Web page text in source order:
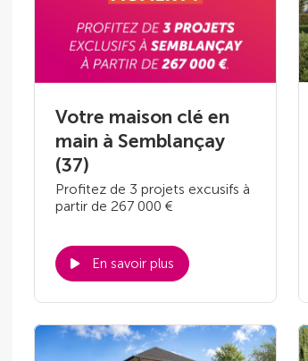
Votre maison clé en
main à Semblançay
(37)
Profitez de 3 projets excusifs à
partir de 267 000 €
En savoir plus